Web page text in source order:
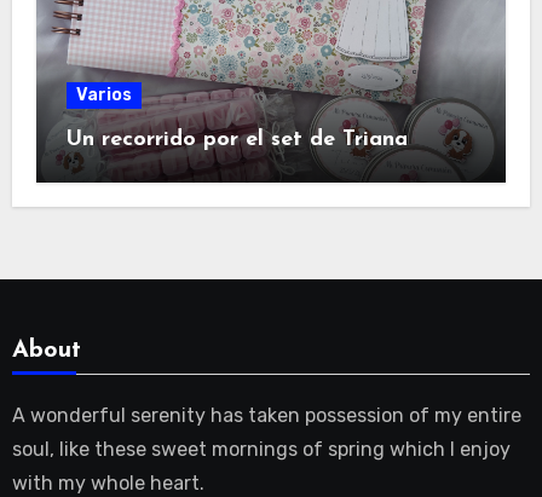
Varios
Un recorrido por el set de Triana
About
A wonderful serenity has taken possession of my entire
soul, like these sweet mornings of spring which I enjoy
with my whole heart.